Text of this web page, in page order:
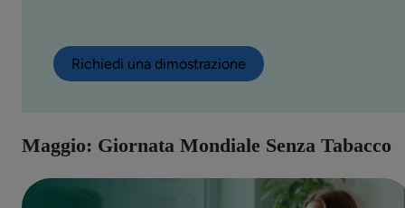
Richiedi una dimostrazione
Maggio: Giornata Mondiale Senza Tabacco